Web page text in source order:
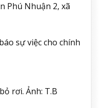
Phú Nhuận 2, xã
sự việc cho chính
rơi. Ảnh: T.B